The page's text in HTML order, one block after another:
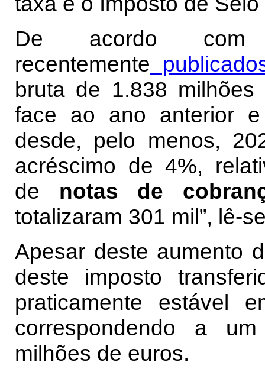
De acordo
recentemente
bruta de 1.838
face ao ano anterior
desde, pelo menos,
acréscimo de 4%,
de notas de
totalizaram 301 mil”, lê-
Apesar deste aumento
deste imposto
praticamente estável
correspondendo a
milhões de euros.